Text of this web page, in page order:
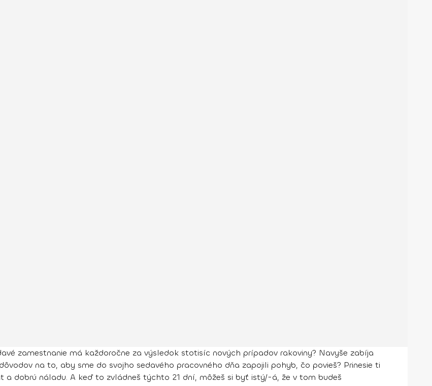
zamestnanie má každoročne za výsledok stotisíc nových prípadov rakoviny? Navyše zabíja
na to, aby sme do svojho sedavého pracovného dňa zapojili pohyb, čo povieš? Prinesie ti
a dobrú náladu. A keď to zvládneš týchto 21 dní, môžeš si byť istý/-á, že v tom budeš